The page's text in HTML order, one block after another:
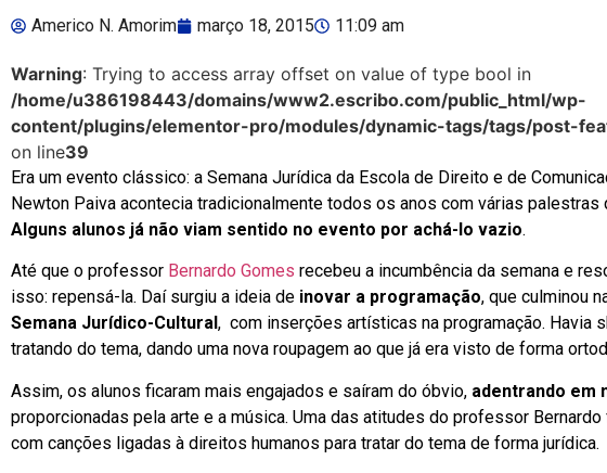
Americo N. Amorim março 18, 2015 11:09 am
Warning: Trying to access array offset on value of type bool in
/home/u386198443/domains/www2.escribo.com/public_html/wp-
content/plugins/elementor-pro/modules/dynamic-tags/tags/post-
on line39
Era um evento clássico: a Semana Jurídica da Escola de Direito e de
Newton Paiva acontecia tradicionalmente todos os anos com várias palestras
Alguns alunos já não viam sentido no evento por achá-lo vazio.
Até que o professor Bernardo Gomes recebeu a incumbência da semana e
isso: repensá-la. Daí surgiu a ideia de inovar a programação, que culminou
Semana Jurídico-Cultural , com inserções artísticas na programação. Havia
tratando do tema, dando uma nova roupagem ao que já era visto de forma
Assim, os alunos ficaram mais engajados e saíram do óbvio, adentrando em
proporcionadas pela arte e a música. Uma das atitudes do professor
com canções ligadas à direitos humanos para tratar do tema de forma jurídica.